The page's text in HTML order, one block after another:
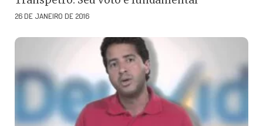
26 DE JANEIRO DE 2016